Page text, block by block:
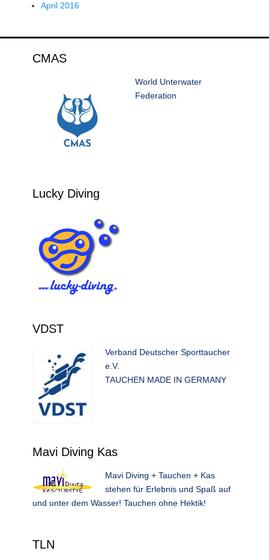
April 2016
CMAS
World Unterwater
Federation
Lucky Diving
VDST
Verband Deutscher Sporttaucher
e.V.
TAUCHEN MADE IN GERMANY
Mavi Diving Kas
Mavi Diving + Tauchen + Kas
stehen für Erlebnis und Spaß auf
und unter dem Wasser! Tauchen ohne Hektik!
TLN